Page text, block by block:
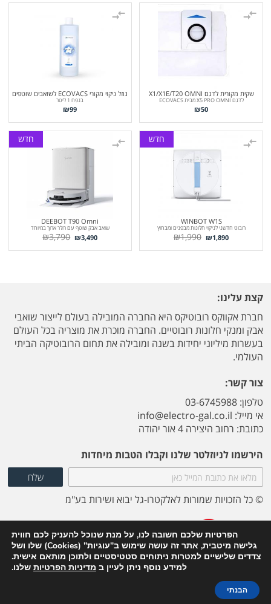
שקית מקורית לדגם X1/X1E/T20 OMNI
לדגם X5 PRO OMNI מבית ECOVACS
₪50
נוזל ניקוי מקורי ECOVACS לשואבים שוטפים
בנפח 1 ליטר
₪99
חדש
WINBOT W1S
רובוט חדשני לניקוי חלונות מבפנים ומבחוץ
₪1,890
₪1,990
חדש
DEEBOT T90 Omni
שואב אבק שוטף עם רולר ארוך במיוחד
₪3,490
₪3,790
תיאור המוצר
קצת עלינו:
חברת אקווקס רובוטיקס היא החברה המובילה בעולם לייצור שואבי
אבק ומנקי חלונות רובוטיים. החברה מוכרת את מוצריה בכל העולם
בעשרות מיליוני יחידות בשנה ומובילה את תחום הרובוטיקה הביתי
העולמי.
צור קשר:
טלפון: 03-6745988
אי מייל: info@electro-gal.co.il
כתובת: רחוב היצירה 4 אור יהודה
הירשמו לניוזלטר שלנו וקבלו הטבות מיחדות
© כל הזכויות שמורות לאלקטרו-גל יבוא ושירות בע"מ
Powered by - wemake
הפרטיות שלכם חשובה לנו, על מנת שנוכל להעניק לכם חווית
גלישה מיטבית, אתר זה עושה שימוש ב"עוגיות" (Cookies) שלו ושל
צדדים שלישיים למטרות ניתוחים סטטיסטיים ולתוכן מותאם אישית.
למידע נוסף ניתן לעיין ב מדיניות הפרטיות שלנו.
הבנתי